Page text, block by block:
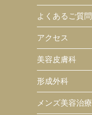
よくあるご質問
アクセス
美容皮膚科
形成外科
メンズ美容治療